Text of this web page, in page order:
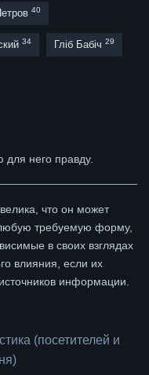
40
34 Гліб Бабіч 29
него правду.
что он может
требуемую форму,
в своих взглядах
влияния, если их
информации.